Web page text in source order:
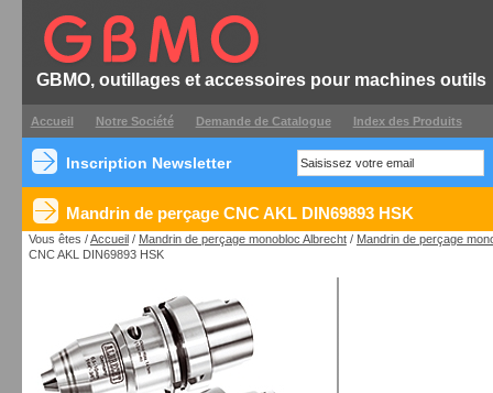
GBMO, outillages et accessoires pour machines outils
Accueil Notre Société Demande de Catalogue Index des Produits
Inscription Newsletter
Mandrin de perçage CNC AKL DIN69893 HSK
Vous êtes /Accueil/ Mandrin de perçage monobloc Albrecht/ Mandrin de perçage
CNC AKL DIN69893 HSK